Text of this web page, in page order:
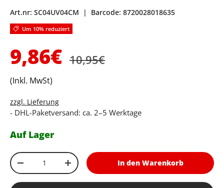
Art.nr: SC04UV04CM | Barcode: 8720028018635
Um 10% reduziert
Verkaufspreis
9,86€ 10,95€
(Inkl. MwSt)
zzgl. Lieferung
- DHL-Paketversand: ca. 2–5 Werktage
Auf Lager
Anzahl
Menge verringernMenge erhöhenIn den Warenkorb